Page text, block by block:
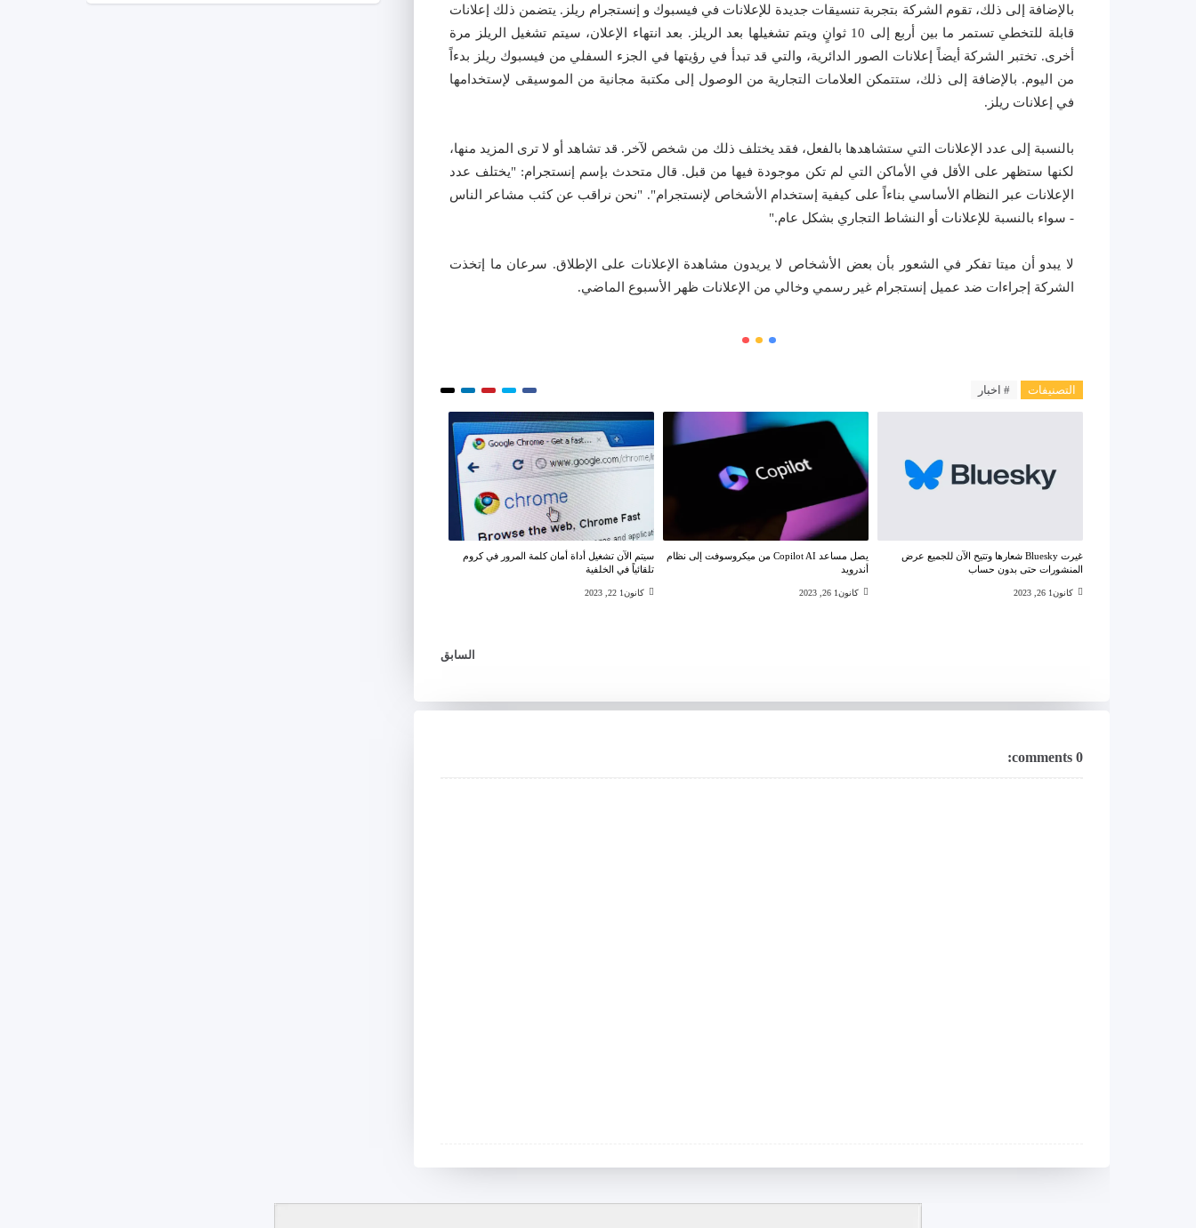
بالإضافة إلى ذلك، تقوم الشركة بتجربة تنسيقات جديدة للإعلانات في فيسبوك و إنستجرام ريلز. يتضمن ذلك إعلانات
قابلة للتخطي تستمر ما بين أربع إلى 10 ثوانٍ ويتم تشغيلها بعد الريلز. بعد انتهاء الإعلان، سيتم تشغيل الريلز مرة
أخرى. تختبر الشركة أيضاً إعلانات الصور الدائرية، والتي قد تبدأ في رؤيتها في الجزء السفلي من فيسبوك ريلز بدءاً
من اليوم. بالإضافة إلى ذلك، ستتمكن العلامات التجارية من الوصول إلى مكتبة مجانية من الموسيقى لإستخدامها
في إعلانات ريلز.
بالنسبة إلى عدد الإعلانات التي ستشاهدها بالفعل، فقد يختلف ذلك من شخص لآخر. قد تشاهد أو لا ترى المزيد منها،
لكنها ستظهر على الأقل في الأماكن التي لم تكن موجودة فيها من قبل. قال متحدث بإسم إنستجرام: "يختلف عدد
الإعلانات عبر النظام الأساسي بناءاً على كيفية إستخدام الأشخاص لإنستجرام". "نحن نراقب عن كثب مشاعر الناس
- سواء بالنسبة للإعلانات أو النشاط التجاري بشكل عام."
لا يبدو أن ميتا تفكر في الشعور بأن بعض الأشخاص لا يريدون مشاهدة الإعلانات على الإطلاق. سرعان ما إتخذت
الشركة إجراءات ضد عميل إنستجرام غير رسمي وخالي من الإعلانات ظهر الأسبوع الماضي.
التصنيفات # اخبار
غيرت Bluesky شعارها وتتيح الآن للجميع عرض
المنشورات حتى بدون حساب
كانون1 26, 2023
يصل مساعد Copilot AI من ميكروسوفت إلى نظام
أندرويد
كانون1 26, 2023
سيتم الآن تشغيل أداة أمان كلمة المرور في كروم
تلقائياً في الخلفية
كانون1 22, 2023
السابق
0 comments: